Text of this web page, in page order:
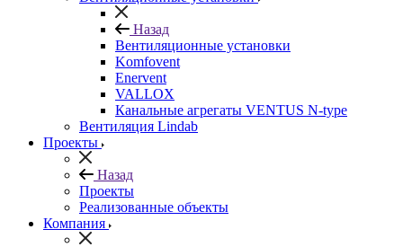
Назад
Вентиляционные установки
Komfovent
Enervent
VALLOX
Канальные агрегаты VENTUS N-type
Вентиляция Lindab
Проекты
Назад
Проекты
Реализованные объекты
Компания